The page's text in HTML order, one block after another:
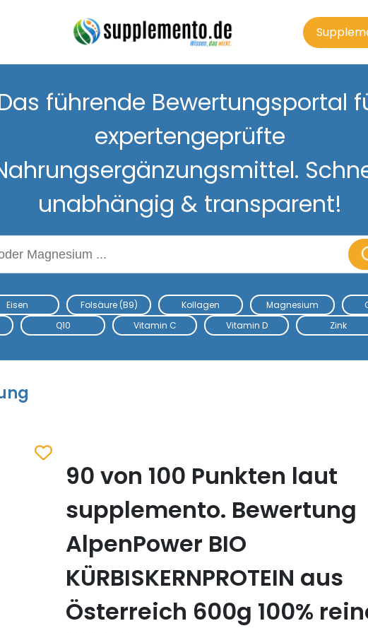
führende Bewertungsportal
expertengeprüfte
unabhängig & transparent!
Eisen Folsäure (B9) Kollagen Magnesium
Q10 Vitamin C Vitamin D Zink
Zum Merkzettel hinzufügen
90 von 100 Punkten laut
supplemento. Bewertung
AlpenPower BIO
KÜRBISKERNPROTEIN aus
Österreich 600g 100%